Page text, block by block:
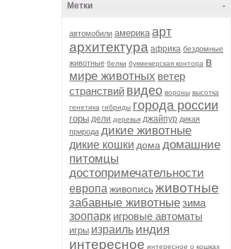
-
Метки
автомобили америка арт
архитектура африка бездомные
животные белки букмекерская контора в
мире животных ветер
странствий видео вороны высотка
генетика гибриды города россии
горы дели деревья джайпур дикая
природа дикие животные
дикие кошки дома домашние
питомцы
достопримечательности
европа живописьживотные
забавные животныезима
зоопарк игровые автоматы
игры израиль индия
интересное интересное о кошках